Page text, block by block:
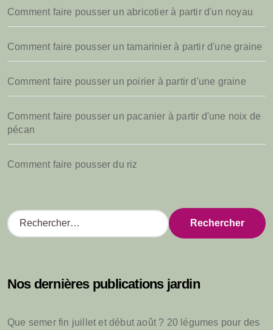
Comment faire pousser un abricotier à partir d'un noyau
Comment faire pousser un tamarinier à partir d'une graine
Comment faire pousser un poirier à partir d'une graine
Comment faire pousser un pacanier à partir d'une noix de
pécan
Comment faire pousser du riz
R
e
r
e
Nos dernières publications jardin
Que semer fin juillet et début août ? 20 légumes pour des